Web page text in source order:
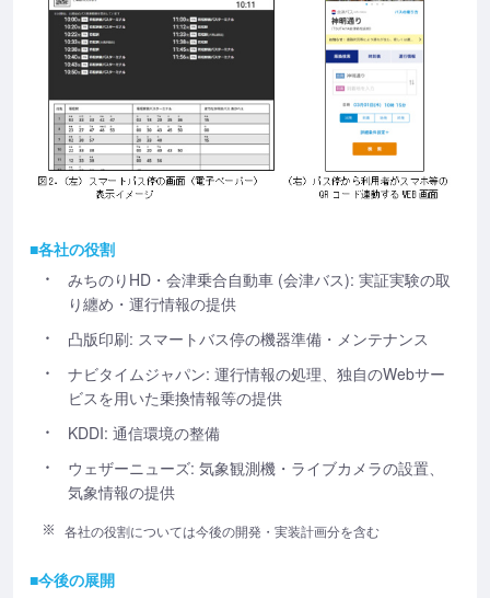
■各社の役割
みちのりHD・会津乗合自動車 (会津バス): 実証実験の取
り纏め・運行情報の提供
凸版印刷: スマートバス停の機器準備・メンテナンス
ナビタイムジャパン: 運行情報の処理、独自のWebサー
ビスを用いた乗換情報等の提供
KDDI: 通信環境の整備
ウェザーニューズ: 気象観測機・ライブカメラの設置、
気象情報の提供
各社の役割については今後の開発・実装計画分を含む
■今後の展開